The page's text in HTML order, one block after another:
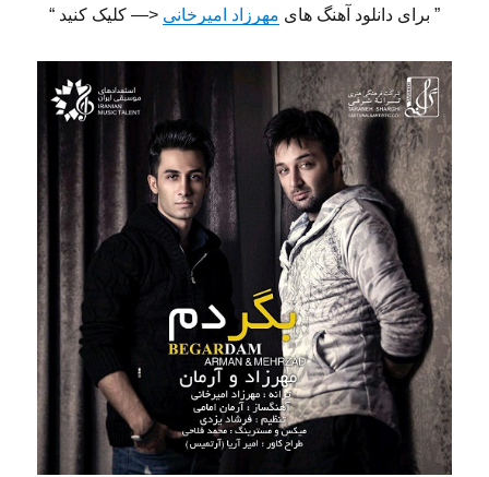
” برای دانلود آهنگ های مهرزاد امیرخانی <— کلیک کنید “